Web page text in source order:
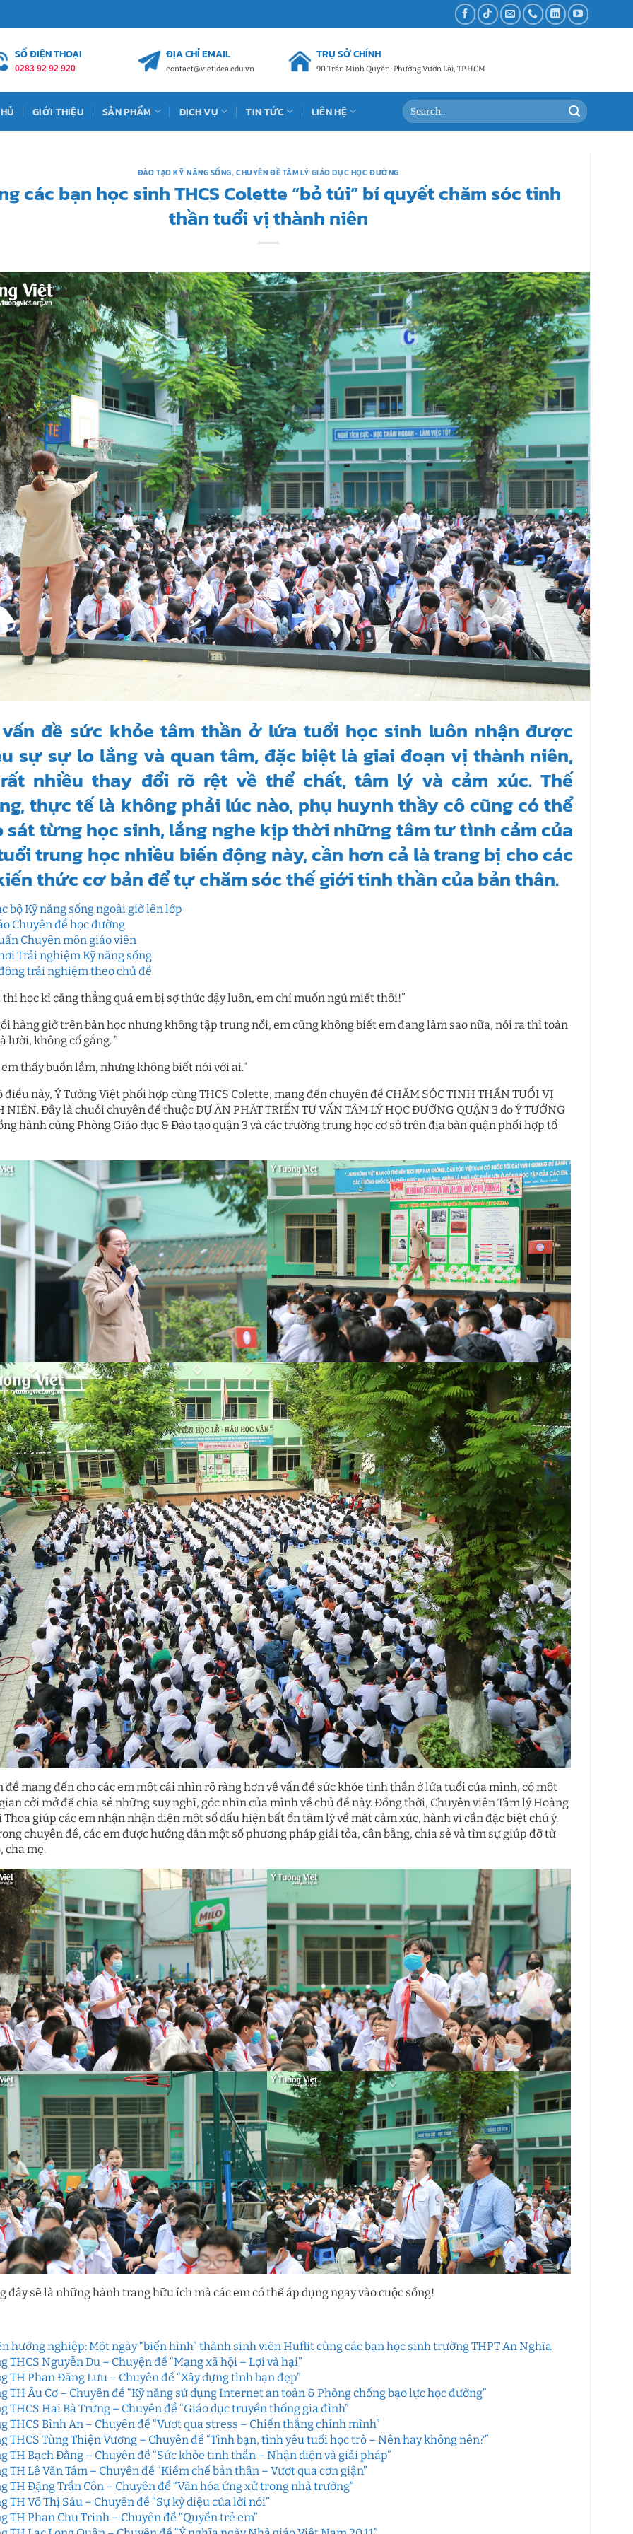
SỐ ĐIỆN THOẠI
0283 92 92 920
ĐỊA CHỈ EMAIL
contact@vietidea.edu.vn
TRỤ SỞ CHÍNH
90 Trần Minh Quyền, Phường Vườn Lài, TP.HCM
GIỚI THIỆU SẢN PHẨM DỊCH VỤ TIN TỨC LIÊN HỆ
ĐÀO TẠO KỸ NĂNG SỐNG,CHUYÊN ĐỀ TÂM LÝ GIÁO DỤC HỌC ĐƯỜNG
các bạn học sinh THCS Colette “bỏ túi” bí quyết chăm sóc tinh
thần tuổi vị thành niên
vấn đề sức khỏe tâm thần ở lứa tuổi học sinh luôn nhận được
sự sự lo lắng và quan tâm, đặc biệt là giai đoạn vị thành niên,
nhiều thay đổi rõ rệt về thể chất, tâm lý và cảm xúc. Thế
thực tế là không phải lúc nào, phụ huynh thầy cô cũng có thể
sát từng học sinh, lắng nghe kịp thời những tâm tư tình cảm của
trung học nhiều biến động này, cần hơn cả là trang bị cho các
thức cơ bản để tự chăm sóc thế giới tinh thần của bản thân.
bộ Kỹ năng sống ngoài giờ lên lớp
Chuyên đề học đường
Chuyên môn giáo viên
Trải nghiệm Kỹ năng sống
trải nghiệm theo chủ đề
thi học kì căng thẳng quá em bị sợ thức dậy luôn, em chỉ muốn ngủ miết thôi!”
hàng giờ trên bàn học nhưng không tập trung nổi, em cũng không biết em đang làm sao nữa, nói ra thì toàn
lười, không cố gắng. ”
em thấy buồn lắm, nhưng không biết nói với ai.”
điều này, Ý Tưởng Việt phối hợp cùng THCS Colette, mang đến chuyên đề CHĂM SÓC TINH THẦN TUỔI VỊ
NIÊN. Đây là chuỗi chuyên đề thuộc DỰ ÁN PHÁT TRIỂN TƯ VẤN TÂM LÝ HỌC ĐƯỜNG QUẬN 3 do Ý TƯỞNG
hành cùng Phòng Giáo dục & Đào tạo quận 3 và các trường trung học cơ sở trên địa bàn quận phối hợp tổ
đề mang đến cho các em một cái nhìn rõ ràng hơn về vấn đề sức khỏe tinh thần ở lứa tuổi của mình, có một
cởi mở để chia sẻ những suy nghĩ, góc nhìn của mình về chủ đề này. Đồng thời, Chuyên viên Tâm lý Hoàng
Thoa giúp các em nhận nhận diện một số dấu hiện bất ổn tâm lý về mặt cảm xúc, hành vi cần đặc biệt chú ý.
chuyên đề, các em được hướng dẫn một số phương pháp giải tỏa, cân bằng, chia sẻ và tìm sự giúp đỡ từ
cha mẹ.
đây sẽ là những hành trang hữu ích mà các em có thể áp dụng ngay vào cuộc sống!
hướng nghiệp: Một ngày “biến hình” thành sinh viên Huflit cùng các bạn học sinh trường THPT An Nghĩa
THCS Nguyễn Du – Chuyện đề “Mạng xã hội – Lợi và hại”
TH Phan Đăng Lưu – Chuyên đề “Xây dựng tình bạn đẹp”
TH Âu Cơ – Chuyên đề “Kỹ năng sử dụng Internet an toàn & Phòng chống bạo lực học đường”
THCS Hai Bà Trưng – Chuyên đề “Giáo dục truyền thống gia đình”
THCS Bình An – Chuyên đề “Vượt qua stress – Chiến thắng chính mình”
THCS Tùng Thiện Vương – Chuyên đề “Tình bạn, tình yêu tuổi học trò – Nên hay không nên?”
TH Bạch Đằng – Chuyên đề “Sức khỏe tinh thần – Nhận diện và giải pháp”
TH Lê Văn Tám – Chuyên đề “Kiềm chế bản thân – Vượt qua cơn giận”
TH Đặng Trần Côn – Chuyên đề “Văn hóa ứng xử trong nhà trường”
TH Võ Thị Sáu – Chuyên đề “Sự kỳ diệu của lời nói”
TH Phan Chu Trinh – Chuyên đề “Quyền trẻ em”